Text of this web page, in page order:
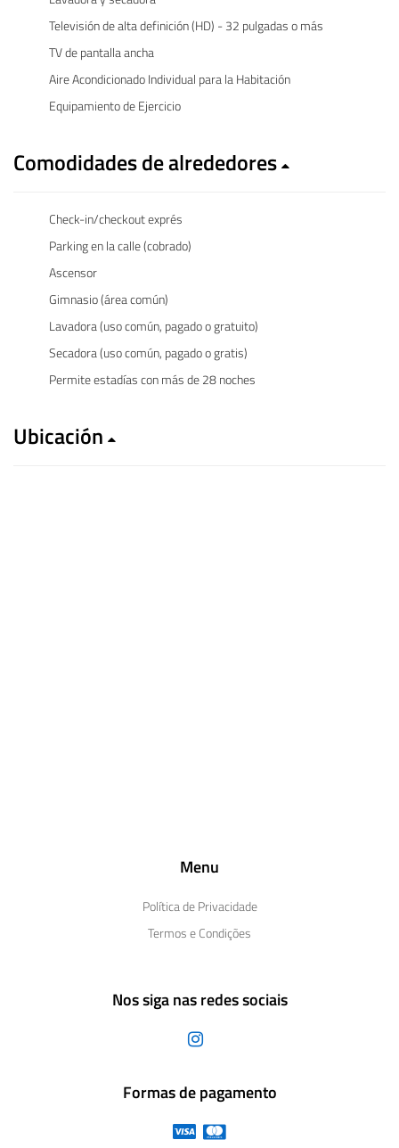
Televisión de alta definición (HD) - 32 pulgadas o más
TV de pantalla ancha
Aire Acondicionado Individual para la Habitación
Equipamiento de Ejercicio
Comodidades de alrededores
Check-in/checkout exprés
Parking en la calle (cobrado)
Ascensor
Gimnasio (área común)
Lavadora (uso común, pagado o gratuito)
Secadora (uso común, pagado o gratis)
Permite estadías con más de 28 noches
Ubicación
Menu
Política de Privacidade
Termos e Condições
Nos siga nas redes sociais
Formas de pagamento